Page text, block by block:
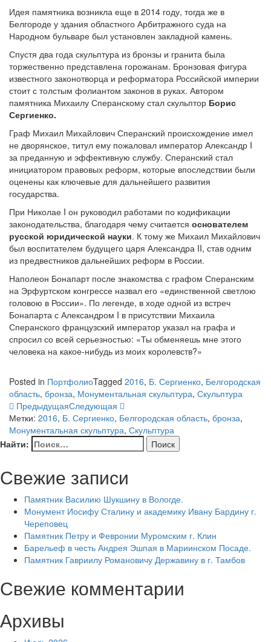
Идея памятника возникла еще в 2014 году, тогда же в
Белгороде у здания областного Арбитражного суда на
Народном бульваре был установлен закладной камень.
Спустя два года скульптура из бронзы и гранита была
торжественно представлена горожанам. Бронзовая фигура
известного законотворца и реформатора Российской империи
стоит с толстым фолиантом законов в руках. Автором
памятника Михаилу Сперанскому стал скульптор Борис
Сергиенко.
Граф Михаил Михайлович Сперанский происхождение имел
не дворянское, титул ему пожаловал император Александр I
за преданную и эффективную службу. Сперанский стал
инициатором правовых реформ, которые впоследствии были
оценены как ключевые для дальнейшего развития
государства.
При Николае I он руководил работами по кодификации
законодательства, благодаря чему считается основателем
русской юридической науки. К тому же Михаил Михайлович
был воспитателем будущего царя Александра II, став одним
из предвестников дальнейших реформ в России.
Наполеон Бонапарт после знакомства с графом Сперанским
на Эрфуртском конгрессе назвал его «единственной светлою
головою в России». По легенде, в ходе одной из встреч
Бонапарта с Александром I в присутствии Михаила
Сперанского французский император указал на графа и
спросил со всей серьезностью: «Ты обменяешь мне этого
человека на какое-нибудь из моих королевств?»
Posted in ПортфолиоTagged 2016, Б. Сергиенко, Белгородская
область, бронза, Монументальная скульптура, Скульптура
ПредыдущаяСледующая
Метки: 2016, Б. Сергиенко, Белгородская область, бронза,
Монументальная скульптура, Скульптура
Найти:
Свежие записи
Памятник Василию Шукшину в Вологде.
Монумент Иосифу Сталину и академику Ивану Бардину г.
Череповец
Памятник Петру и Февронии Муромским г. Клин
Барельеф в честь Андрея Эшпая в Мариинском Посаде.
Памятник Гавриилу Романовичу Державину в г. Тамбов
Свежие комментарии
Архивы